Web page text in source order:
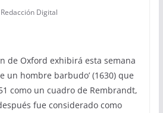
Redacción Digital
de Oxford exhibirá esta semana
un hombre barbudo’ (1630) que
como un cuadro de Rembrandt,
fue considerado como